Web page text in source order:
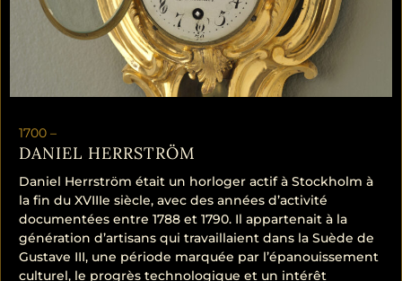
1700 –
DANIEL HERRSTRÖM
Daniel Herrström était un horloger actif à Stockholm à
la fin du XVIIIe siècle, avec des années d’activité
documentées entre 1788 et 1790. Il appartenait à la
génération d’artisans qui travaillaient dans la Suède de
Gustave III, une période marquée par l’épanouissement
culturel, le progrès technologique et un intérêt